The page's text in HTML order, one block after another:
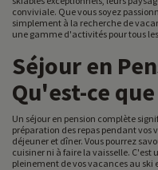
conviviale. Que vous soyez
simplement à la recherche de
une gamme d'activités pour tous
Séjour en
Qu'est-ce
Un séjour en pension complète
préparation des repas pendant vos
déjeuner et dîner. Vous pourrez
cuisiner ni à faire la vaisselle. C'est
pleinement de vos vacances au ski